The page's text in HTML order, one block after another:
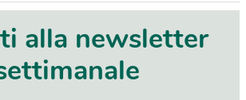
alla newsletter